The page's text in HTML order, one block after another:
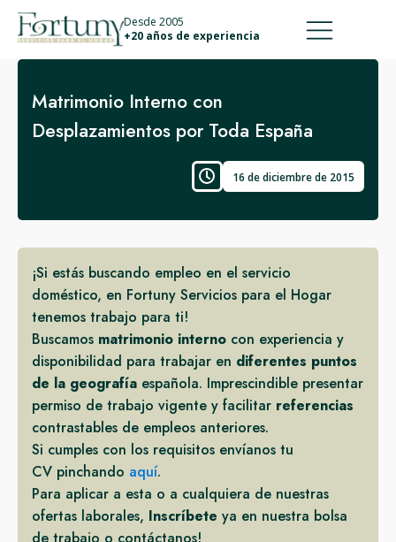
911 887 226
Desde 2005
+20 años de experiencia
Matrimonio Interno con
Desplazamientos por Toda España
16 de diciembre de 2015
¡Si estás buscando empleo en el servicio
doméstico, en Fortuny Servicios para el Hogar
tenemos trabajo para ti!
Buscamos matrimonio interno con experiencia y
disponibilidad para trabajar en diferentes puntos
de la geografía española. Imprescindible presentar
permiso de trabajo vigente y facilitar referencias
contrastables de empleos anteriores.
Si cumples con los requisitos envíanos tu
CV pinchando aquí.
Para aplicar a esta o a cualquiera de nuestras
ofertas laborales, Inscríbete ya en nuestra bolsa
de trabajo o contáctanos!